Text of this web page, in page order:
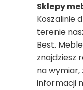
Sklepy
Koszalinie
terenie
Best.
znajdziesz
na wymiar,
informacji